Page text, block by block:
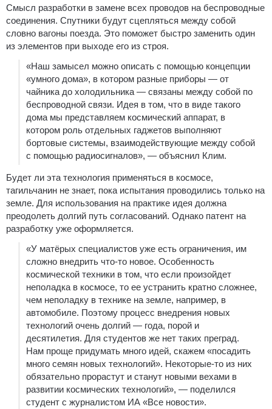
Смысл разработки в замене всех проводов на беспроводные
соединения. Спутники будут сцепляться между собой
словно вагоны поезда. Это поможет быстро заменить один
из элементов при выходе его из строя.
«Наш замысел можно описать с помощью концепции
«умного дома», в котором разные приборы — от
чайника до холодильника — связаны между собой по
беспроводной связи. Идея в том, что в виде такого
дома мы представляем космический аппарат, в
котором роль отдельных гаджетов выполняют
бортовые системы, взаимодействующие между собой
с помощью радиосигналов», — объяснил Клим.
Будет ли эта технология применяться в космосе,
тагильчанин не знает, пока испытания проводились только на
земле. Для использования на практике идея должна
преодолеть долгий путь согласований. Однако патент на
разработку уже оформляется.
«У матёрых специалистов уже есть ограничения, им
сложно внедрить что-то новое. Особенность
космической техники в том, что если произойдет
неполадка в космосе, то ее устранить кратно сложнее,
чем неполадку в технике на земле, например, в
автомобиле. Поэтому процесс внедрения новых
технологий очень долгий — года, порой и
десятилетия. Для студентов же нет таких преград.
Нам проще придумать много идей, скажем «посадить
много семян новых технологий». Некоторые-то из них
обязательно прорастут и станут новыми вехами в
развитии космических технологий», — поделился
студент с журналистом ИА «Все новости».